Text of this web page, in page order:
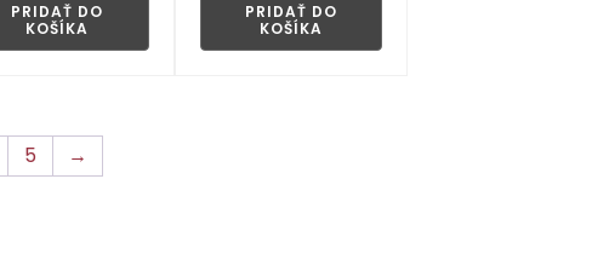
PRIDAŤ DO
KOŠÍKA
PRIDAŤ DO
KOŠÍKA
5 →